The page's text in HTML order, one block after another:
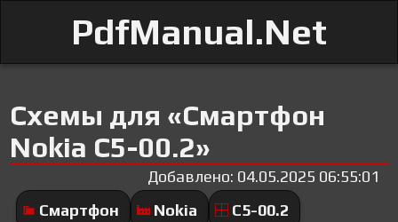
PdfManual.Net
Схемы для «Смартфон
Nokia C5-00.2»
Добавлено: 04.05.2025 06:55:01
Смартфон
Nokia C5-00.2